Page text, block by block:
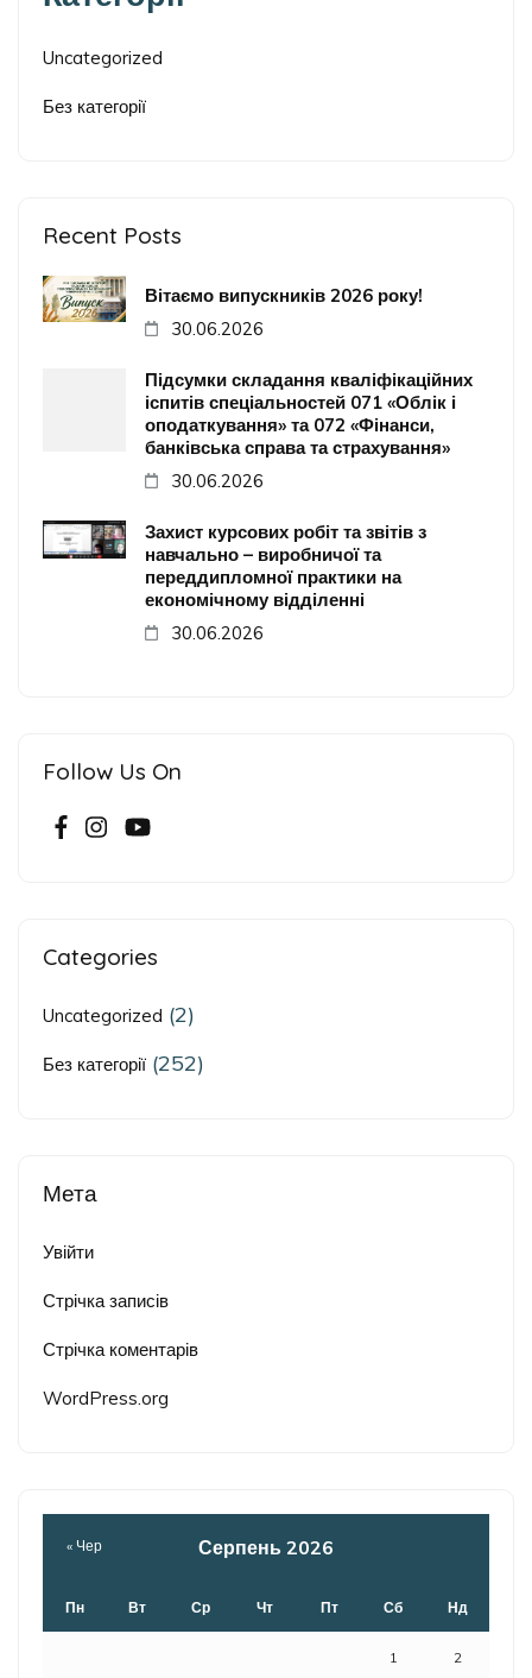
Uncategorized
Без категорії
Recent Posts
Вітаємо випускників 2026 року!
30.06.2026
Підсумки складання кваліфікаційних
іспитів спеціальностей 071 «Облік і
оподаткування» та 072 «Фінанси,
банківська справа та страхування»
30.06.2026
Захист курсових робіт та звітів з
навчально – виробничої та
переддипломної практики на
економічному відділенні
30.06.2026
Follow Us On
Categories
Uncategorized (2)
Без категорії (252)
Мета
Увійти
Стрічка записів
Стрічка коментарів
WordPress.org
Серпень 2026
Пн Вт Ср Чт Пт Сб Нд
1 2
« Чер